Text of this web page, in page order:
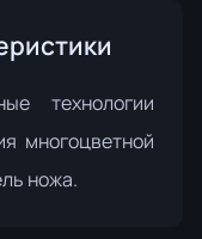
технологии
многоцветной
ножа.